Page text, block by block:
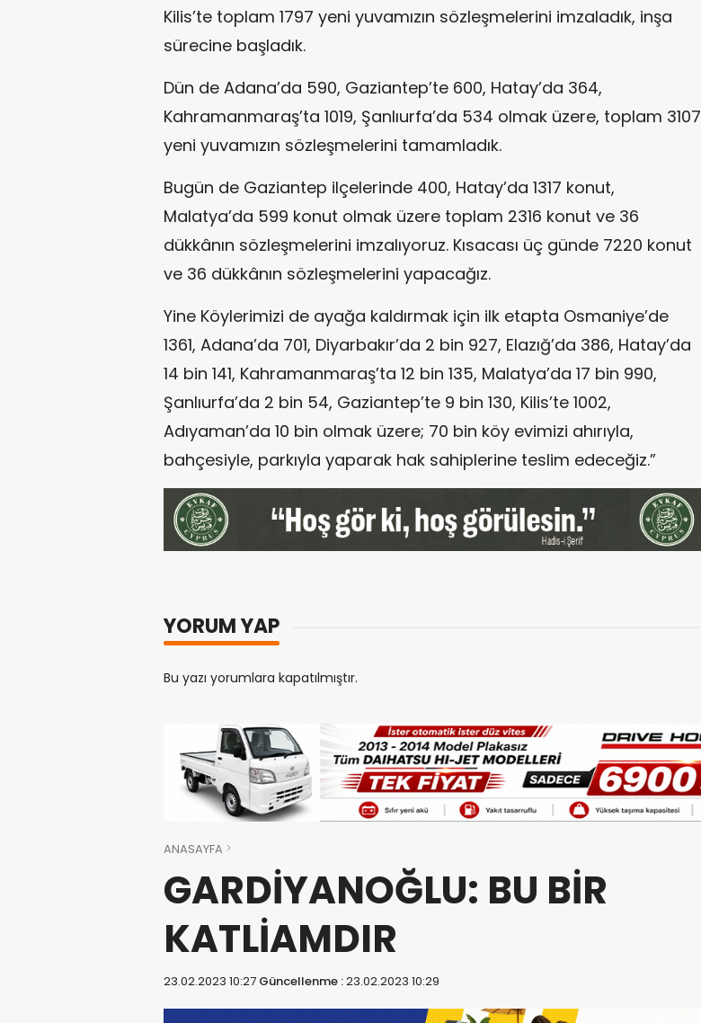
Kilis’te toplam 1797 yeni yuvamızın sözleşmelerini imzaladık, inşa
sürecine başladık.
Dün de Adana’da 590, Gaziantep’te 600, Hatay’da 364,
Kahramanmaraş’ta 1019, Şanlıurfa’da 534 olmak üzere, toplam 3107
yeni yuvamızın sözleşmelerini tamamladık.
Bugün de Gaziantep ilçelerinde 400, Hatay’da 1317 konut,
Malatya’da 599 konut olmak üzere toplam 2316 konut ve 36
dükkânın sözleşmelerini imzalıyoruz. Kısacası üç günde 7220 konut
ve 36 dükkânın sözleşmelerini yapacağız.
Yine Köylerimizi de ayağa kaldırmak için ilk etapta Osmaniye’de
1361, Adana’da 701, Diyarbakır’da 2 bin 927, Elazığ’da 386, Hatay’da
14 bin 141, Kahramanmaraş’ta 12 bin 135, Malatya’da 17 bin 990,
Şanlıurfa’da 2 bin 54, Gaziantep’te 9 bin 130, Kilis’te 1002,
Adıyaman’da 10 bin olmak üzere; 70 bin köy evimizi ahırıyla,
bahçesiyle, parkıyla yaparak hak sahiplerine teslim edeceğiz.”
YORUM YAP
Bu yazı yorumlara kapatılmıştır.
ANASAYFA
GARDİYANOĞLU: BU BİR
KATLİAMDIR
23.02.2023 10:27 Güncellenme :23.02.2023 10:29